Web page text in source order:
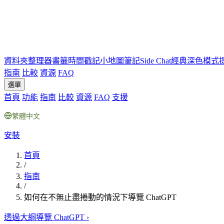
資料夾整理器書籤時間戳記小地圖筆記Side Chat經典深色模式
指南 比較 資源 FAQ
選單
首頁 功能 指南 比較 資源 FAQ 支援
繁體中文
安裝
首頁
/
指南
/
如何在不無止盡捲動的情況下導覽 ChatGPT
透過大綱導覽 ChatGPT ›